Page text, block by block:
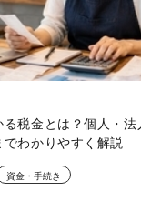
る税金とは？個人・
わかりやすく解説
資金・手続き